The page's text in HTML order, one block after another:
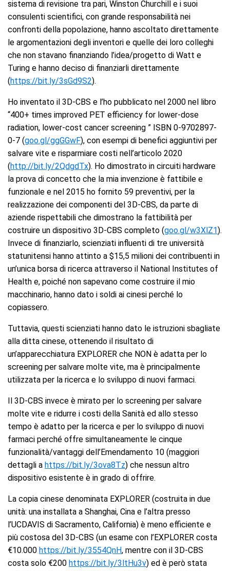
sistema di revisione tra pari, Winston Churchill e i suoi
consulenti scientifici, con grande responsabilità nei
confronti della popolazione, hanno ascoltato direttamente
le argomentazioni degli inventori e quelle dei loro colleghi
che non stavano finanziando l’idea/progetto di Watt e
Turing e hanno deciso di finanziarli direttamente
(https://bit.ly/3sGd9S2).
Ho inventato il 3D-CBS e l’ho pubblicato nel 2000 nel libro
“400+ times improved PET efficiency for lower-dose
radiation, lower-cost cancer screening ” ISBN 0-9702897-
0-7 (goo.gl/ggGGwF), con esempi di benefici aggiuntivi per
salvare vite e risparmiare costi nell’articolo 2020
(http://bit.ly/2QdgdTx). Ho dimostrato in circuiti hardware
la prova di concetto che la mia invenzione è fattibile e
funzionale e nel 2015 ho fornito 59 preventivi, per la
realizzazione dei componenti del 3D-CBS, da parte di
aziende rispettabili che dimostrano la fattibilità per
costruire un dispositivo 3D-CBS completo (goo.gl/w3XlZ1).
Invece di finanziarlo, scienziati influenti di tre università
statunitensi hanno attinto a $15,5 milioni dei contribuenti in
un’unica borsa di ricerca attraverso il National Institutes of
Health e, poiché non sapevano come costruire il mio
macchinario, hanno dato i soldi ai cinesi perché lo
copiassero.
Tuttavia, questi scienziati hanno dato le istruzioni sbagliate
alla ditta cinese, ottenendo il risultato di
un’apparecchiatura EXPLORER che NON è adatta per lo
screening per salvare molte vite, ma è principalmente
utilizzata per la ricerca e lo sviluppo di nuovi farmaci.
Il 3D-CBS invece è mirato per lo screening per salvare
molte vite e ridurre i costi della Sanità ed allo stesso
tempo è adatto per la ricerca e per lo sviluppo di nuovi
farmaci perché offre simultaneamente le cinque
funzionalità/vantaggi dell’Emendamento 10 (maggiori
dettagli a https://bit.ly/3ova8Tz) che nessun altro
dispositivo esistente è in grado di offrire.
La copia cinese denominata EXPLORER (costruita in due
unità: una installata a Shanghai, Cina e l’altra presso
l’UCDAVIS di Sacramento, California) è meno efficiente e
più costosa del 3D-CBS (un esame con l’EXPLORER costa
€10.000 https://bit.ly/3554QnH, mentre con il 3D-CBS
costa solo €200 https://bit.ly/3ltHu3v) ed è però stata